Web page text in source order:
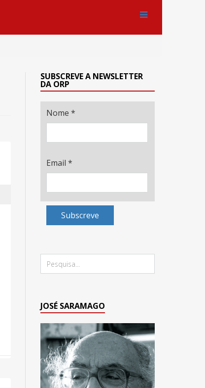
SUBSCREVE A NEWSLETTER
DA ORP
Nome *
Email *
Subscreve
JOSÉ SARAMAGO